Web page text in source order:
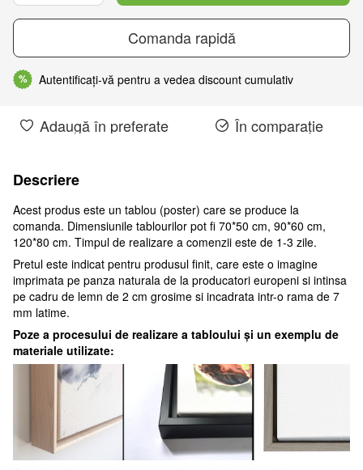
Comanda rapidă
% Autentificați-vă pentru a vedea discount cumulativ
Adaugă în preferate În comparație
Descriere
Acest produs este un tablou (poster) care se produce la
comanda. Dimensiunile tablourilor pot fi 70*50 cm, 90*60 cm,
120*80 cm. Timpul de realizare a comenzii este de 1-3 zile.
Pretul este indicat pentru produsul finit, care este o imagine
imprimata pe panza naturala de la producatori europeni si intinsa
pe cadru de lemn de 2 cm grosime si incadrata intr-o rama de 7
mm latime.
Poze a procesului de realizare a tabloului și un exemplu de
materiale utilizate: